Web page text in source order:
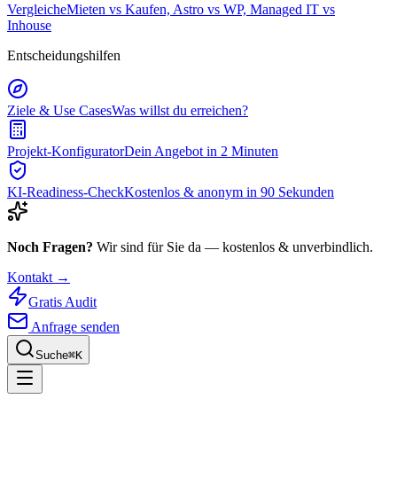
VergleicheMieten vs Kaufen, Astro vs WP, Managed IT vs
Inhouse
Entscheidungshilfen
Ziele & Use CasesWas willst du erreichen?
Projekt-KonfiguratorDein Angebot in 2 Minuten
KI-Readiness-CheckKostenlos & anonym in 90 Sekunden
Noch Fragen? Wir sind für Sie da — kostenlos & unverbindlich.
Kontakt →
Gratis Audit
Anfrage senden
Suche⌘K